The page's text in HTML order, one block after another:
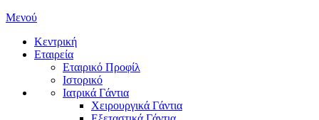
Μενού
Κεντρική
Εταιρεία
Εταιρικό Προφίλ
Ιστορικό
Ιατρικά Γάντια
Χειρουργικά Γάντια